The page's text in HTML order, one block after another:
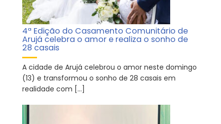
4ª Edição do Casamento Comunitário de
Arujá celebra o amor e realiza o sonho de
28 casais
A cidade de Arujá celebrou o amor neste domingo
(13) e transformou o sonho de 28 casais em
realidade com […]